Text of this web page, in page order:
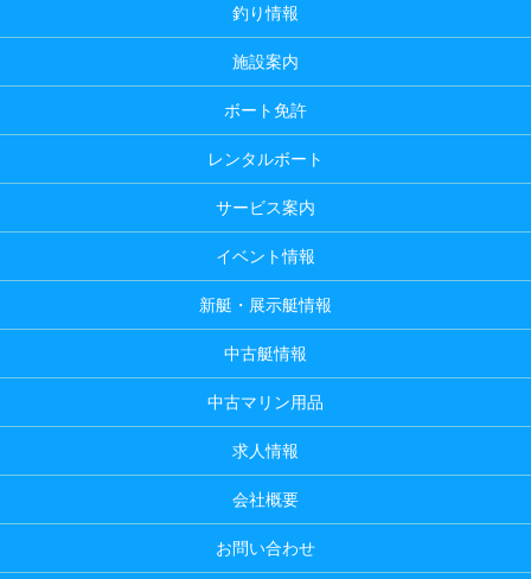
釣り情報
施設案内
ボート免許
レンタルボート
サービス案内
イベント情報
新艇・展示艇情報
中古艇情報
中古マリン用品
求人情報
会社概要
お問い合わせ